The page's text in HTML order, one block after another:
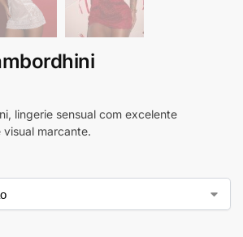
lingerie sensual com excelente
marcante.